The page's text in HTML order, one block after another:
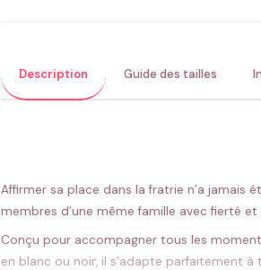
Description Guide des tailles
Affirmer sa place dans la fratrie n’a jamais
membres d’une même famille avec fierté et
Conçu pour accompagner tous les
en blanc ou noir, il s’adapte parfaitement